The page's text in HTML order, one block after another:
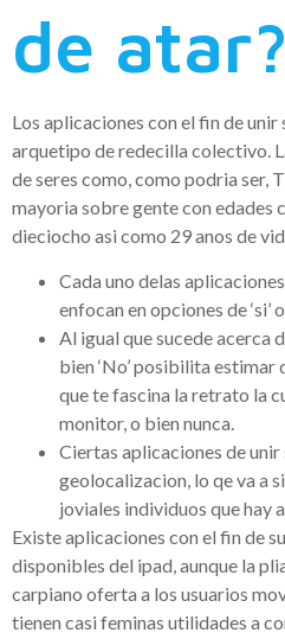
de atar?
Los aplicaciones con el fin de unir
arquetipo de redecilla colectivo.
de seres como, como podri­a ser,
mayoria sobre gente con edades
dieciocho asi­ como 29 anos de
Cada uno delas
enfocan en opciones de ‘si’
Al igual que sucede acerca
bien ‘No’ posibilita
que te fascina la retrato la
monitor, o bien nunca.
Ciertas aplicaciones de unir
geolocalizacion, lo qe va a
joviales individuos que hay
Existe aplicaciones con el fin de
disponibles del ipad, aunque la
carpiano oferta a los usuarios
tienen casi feminas utilidades a